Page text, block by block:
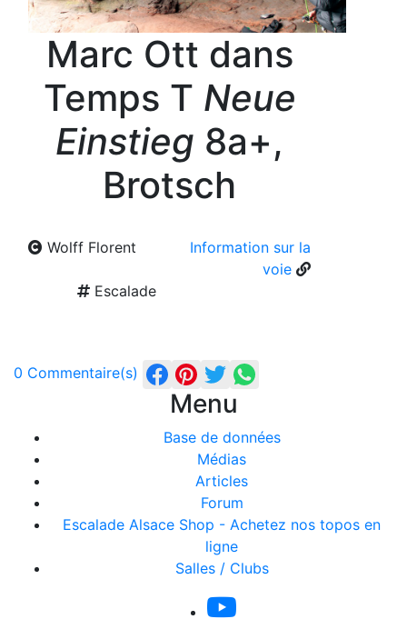
Marc Ott dans
Temps T Neue
Einstieg 8a+,
Brotsch
Wolff Florent
Information sur la
voie
Escalade
0 Commentaire(s)
Menu
Base de données
Médias
Articles
Forum
Escalade Alsace Shop - Achetez nos topos en
ligne
Salles / Clubs